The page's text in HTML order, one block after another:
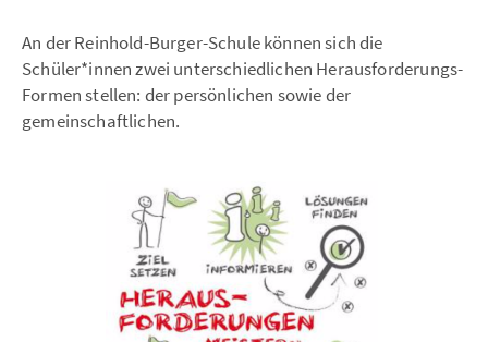
An der Reinhold-Burger-Schule können sich die
Schüler*innen zwei unterschiedlichen Herausforderungs-
Formen stellen: der persönlichen sowie der
gemeinschaftlichen.